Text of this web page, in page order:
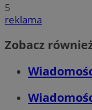
5
reklama
Zobacz